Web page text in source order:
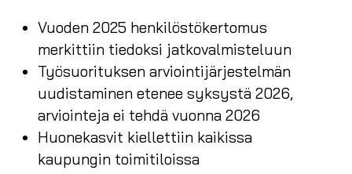
Vuoden 2025 henkilöstökertomus
merkittiin tiedoksi jatkovalmisteluun
Työsuorituksen arviointijärjestelmän
uudistaminen etenee syksystä 2026,
arviointeja ei tehdä vuonna 2026
Huonekasvit kiellettiin kaikissa
kaupungin toimitiloissa